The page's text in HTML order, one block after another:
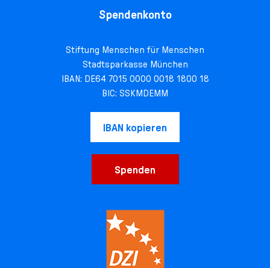
Spendenkonto
Stiftung Menschen für Menschen
Stadtsparkasse München
IBAN: DE64 7015 0000 0018 1800 18
BIC: SSKMDEMM
IBAN kopieren
Spenden